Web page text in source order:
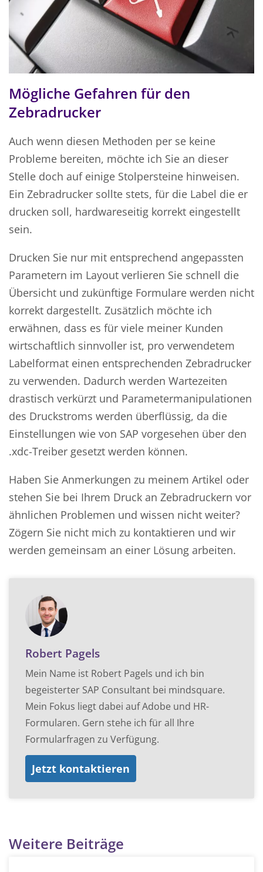
Mögliche Gefahren für den
Zebradrucker
Auch wenn diesen Methoden per se keine
Probleme bereiten, möchte ich Sie an dieser
Stelle doch auf einige Stolpersteine hinweisen.
Ein Zebradrucker sollte stets, für die Label die er
drucken soll, hardwareseitig korrekt eingestellt
sein.
Drucken Sie nur mit entsprechend angepassten
Parametern im Layout verlieren Sie schnell die
Übersicht und zukünftige Formulare werden nicht
korrekt dargestellt. Zusätzlich möchte ich
erwähnen, dass es für viele meiner Kunden
wirtschaftlich sinnvoller ist, pro verwendetem
Labelformat einen entsprechenden Zebradrucker
zu verwenden. Dadurch werden Wartezeiten
drastisch verkürzt und Parametermanipulationen
des Druckstroms werden überflüssig, da die
Einstellungen wie von SAP vorgesehen über den
.xdc-Treiber gesetzt werden können.
Haben Sie Anmerkungen zu meinem Artikel oder
stehen Sie bei Ihrem Druck an Zebradruckern vor
ähnlichen Problemen und wissen nicht weiter?
Zögern Sie nicht mich zu kontaktieren und wir
werden gemeinsam an einer Lösung arbeiten.
Robert Pagels
Mein Name ist Robert Pagels und ich bin
begeisterter SAP Consultant bei mindsquare.
Mein Fokus liegt dabei auf Adobe und HR-
Formularen. Gern stehe ich für all Ihre
Formularfragen zu Verfügung.
Jetzt kontaktieren
Weitere Beiträge